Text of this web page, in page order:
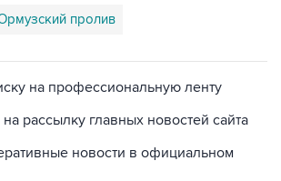
пролив
на профессиональную ленту
рассылку главных новостей сайта
новости в официальном